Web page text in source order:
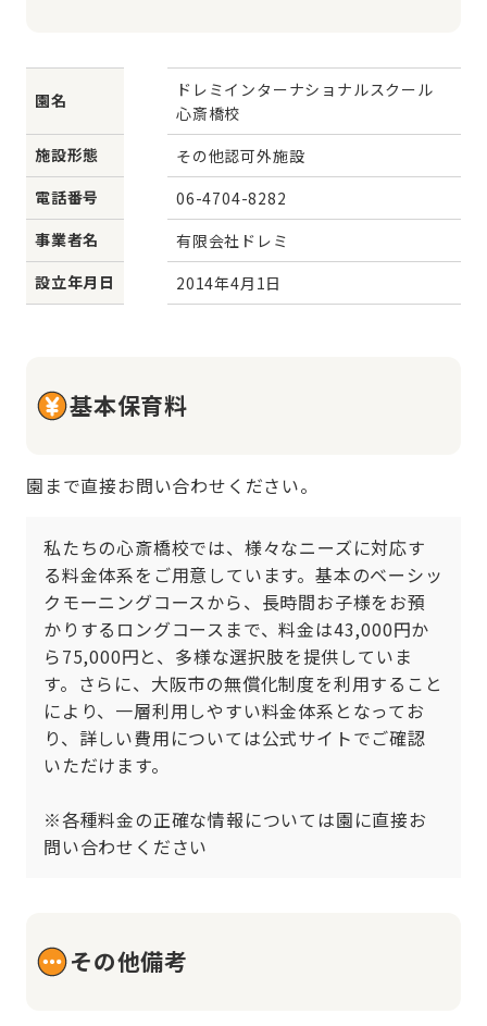
園名
ドレミインターナショナルスクール
心斎橋校
施設形態
その他認可外施設
電話番号
06-4704-8282
事業者名
有限会社ドレミ
設立年月日
2014年4月1日
基本保育料
園まで直接お問い合わせください。
私たちの心斎橋校では、様々なニーズに対応す
る料金体系をご用意しています。基本のベーシッ
クモーニングコースから、長時間お子様をお預
かりするロングコースまで、料金は43,000円か
ら75,000円と、多様な選択肢を提供していま
す。さらに、大阪市の無償化制度を利用すること
により、一層利用しやすい料金体系となってお
り、詳しい費用については公式サイトでご確認
いただけます。
※各種料金の正確な情報については園に直接お
問い合わせください
その他備考